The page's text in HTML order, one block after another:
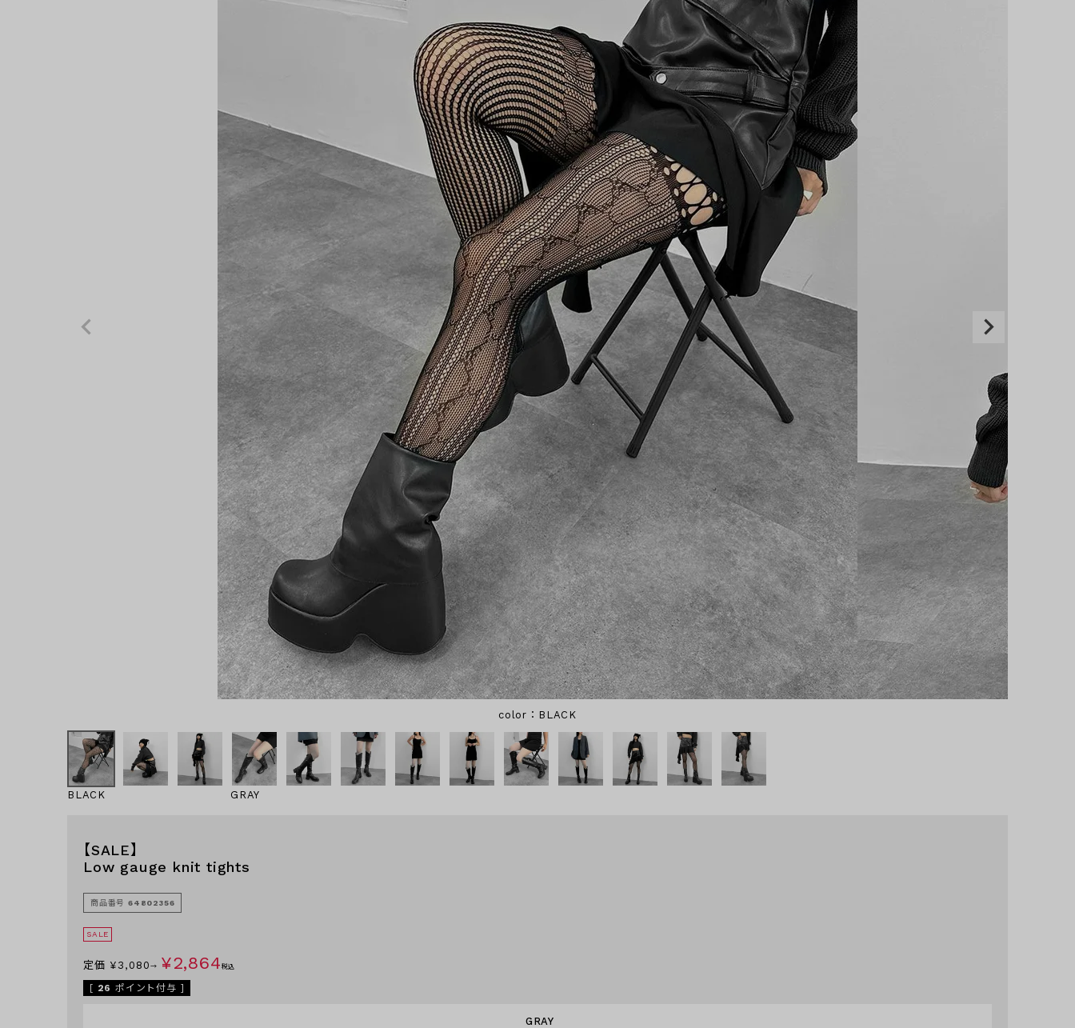
〜
表示しない
検索
BLACK
BLACK GRAY
【SALE】
Low gauge knit tights
商品番号 64802356
SALE
定価 ¥ 3,080→ ¥2,864 税込
[ 26 ポイント付与 ]
GRAY